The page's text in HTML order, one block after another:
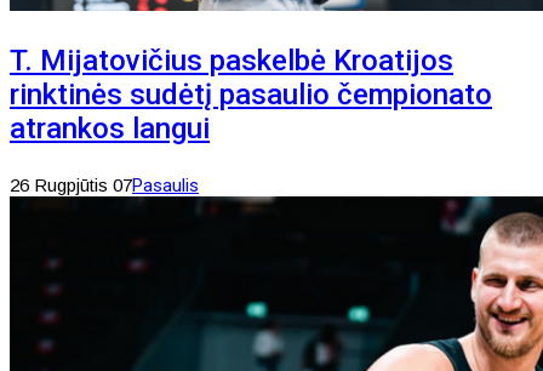
T. Mijatovičius paskelbė Kroatijos
rinktinės sudėtį pasaulio čempionato
atrankos langui
26 Rugpjūtis 07Pasaulis